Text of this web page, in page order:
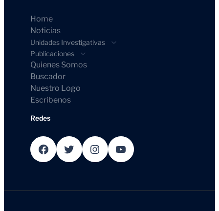
Home
Noticias
Unidades Investigativas
Publicaciones
Quienes Somos
Buscador
Nuestro Logo
Escribenos
Redes
Facebook Twitter Instagram YouTube